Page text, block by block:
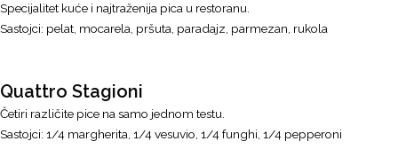
Specijalitet kuće i najtraženija pica u restoranu.
Sastojci: pelat, mocarela, pršuta, paradajz, parmezan, rukola
Quattro Stagioni
Četiri različite pice na samo jednom testu.
Sastojci: 1/4 margherita, 1/4 vesuvio, 1/4 funghi, 1/4 pepperoni